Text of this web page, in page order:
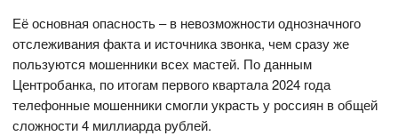
Её основная опасность – в невозможности однозначного
отслеживания факта и источника звонка, чем сразу же
пользуются мошенники всех мастей. По данным
Центробанка, по итогам первого квартала 2024 года
телефонные мошенники смогли украсть у россиян в общей
сложности 4 миллиарда рублей.